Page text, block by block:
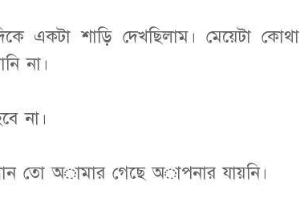
শাড়ি দেখছিলাম। মেয়েটা কোথা
না।
না।
তো অামার গেছে অাপনার যায়নি।